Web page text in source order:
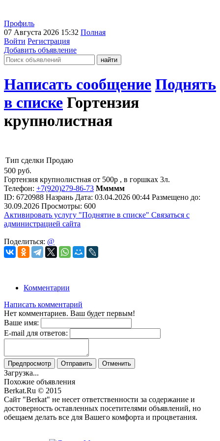
Профиль
07 Августа 2026 15:32 Полная
Войти Регистрация
Добавить объявление
Написать сообщение Поднять
в списке Гортензия
крупнолистная
Тип сделки Продаю
500 руб.
Гортензия крупнолистная от 500р , в горшках 3л.
Телефон: +7(920)279-86-73 Ммммм
ID: 6720988 Назрань Дата: 03.04.2026 00:44 Размещено до:
30.09.2026 Просмотры: 600
Активировать услугу "Поднятие в списке" Связаться с
администрацией сайта
Поделиться: @
Комментарии
Написать комментарий
Нет комментариев. Ваш будет первым!
Ваше имя:
E-mail для ответов:
Предпросмотр Отправить Отменить
Загрузка...
Похожие объявления
Berkat.Ru © 2015
Сайт "Berkat" не несет ответственности за содержание и
достоверность оставленных посетителями объявлений, но
обещаем делать все для Вашего комфорта и процветания.